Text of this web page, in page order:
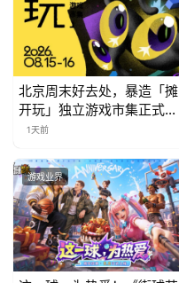
北京周末好去处，暴造「摊
开玩」独立游戏市集正式开
票！
1天前
游戏业界